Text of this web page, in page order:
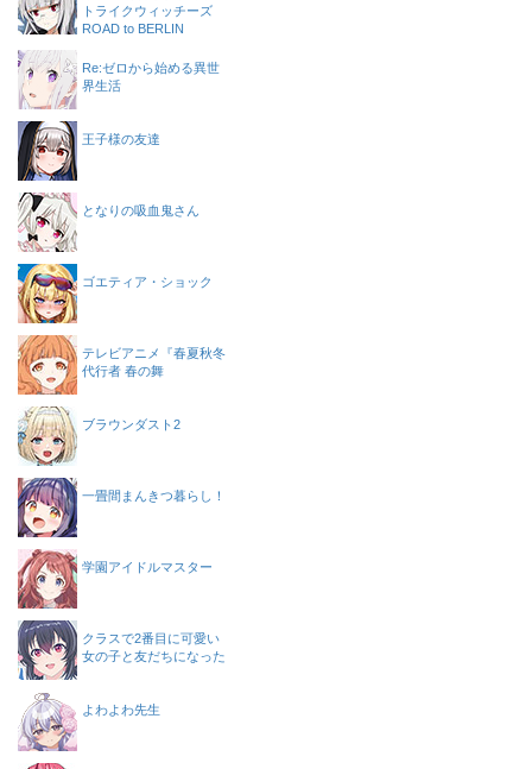
トライクウィッチーズ
ROAD to BERLIN
Re:ゼロから始める異世
界生活
王子様の友達
となりの吸血鬼さん
ゴエティア・ショック
テレビアニメ『春夏秋冬
代行者 春の舞
ブラウンダスト2
一畳間まんきつ暮らし！
学園アイドルマスター
クラスで2番目に可愛い
女の子と友だちになった
よわよわ先生